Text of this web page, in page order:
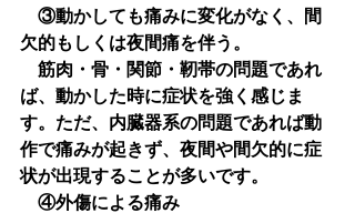
③動かしても痛みに変化がなく、間
欠的もしくは夜間痛を伴う。
筋肉・骨・関節・靭帯の問題であれ
ば、動かした時に症状を強く感じま
す。ただ、内臓器系の問題であれば動
作で痛みが起きず、夜間や間欠的に症
状が出現することが多いです。
④外傷による痛み